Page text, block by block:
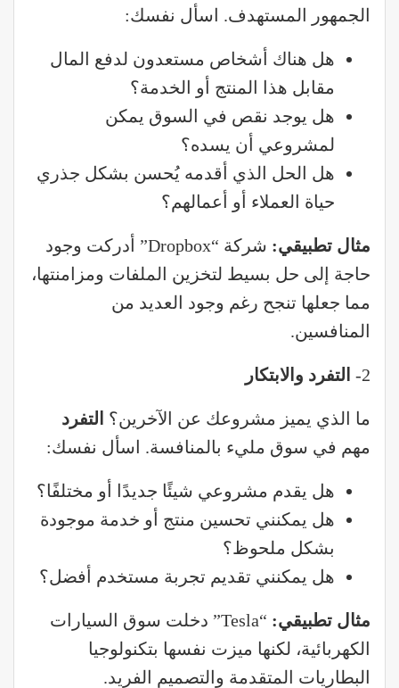
الجمهور المستهدف. اسأل نفسك:
هل هناك أشخاص مستعدون لدفع المال
مقابل هذا المنتج أو الخدمة؟
هل يوجد نقص في السوق يمكن
لمشروعي أن يسده؟
هل الحل الذي أقدمه يُحسن بشكل جذري
حياة العملاء أو أعمالهم؟
مثال تطبيقي:
شركة “Dropbox” أدركت وجود
حاجة إلى حل بسيط لتخزين الملفات ومزامنتها،
مما جعلها تنجح رغم وجود العديد من
المنافسين.
2- التفرد والابتكار
ما الذي يميز مشروعك عن الآخرين؟ التفرد
مهم في سوق مليء بالمنافسة. اسأل نفسك:
هل يقدم مشروعي شيئًا جديدًا أو مختلفًا؟
هل يمكنني تحسين منتج أو خدمة موجودة
بشكل ملحوظ؟
هل يمكنني تقديم تجربة مستخدم أفضل؟
مثال تطبيقي:
“Tesla” دخلت سوق السيارات
الكهربائية، لكنها ميزت نفسها بتكنولوجيا
البطاريات المتقدمة والتصميم الفريد.